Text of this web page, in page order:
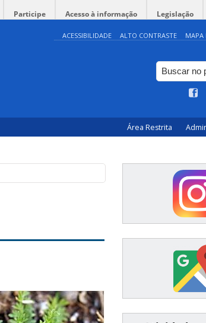
Participe Acesso à informação Legislação
ACESSIBILIDADE ALTO CONTRASTE MAPA
Área Restrita